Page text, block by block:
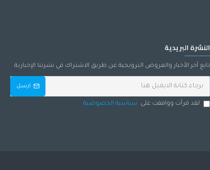
النشرة البريدية
تابع آخر الأخبار والعروض الترويجية عن طريق الاشتراك في نشرتنا الإخبارية
ارسل
لقد قرأت ووافقت على سياسية الخصوصية